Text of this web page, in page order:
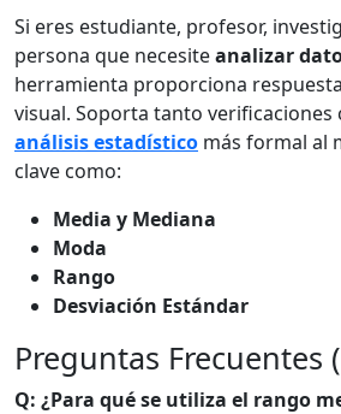
Si eres estudiante, profesor,
persona que necesiteanalizar
herramienta proporciona
visual. Soporta tanto verificaciones
análisis estadístico más formal al
clave como:
Media y Mediana
Moda
Rango
Desviación Estándar
Preguntas Frecuentes
Q: ¿Para qué se utiliza el rango